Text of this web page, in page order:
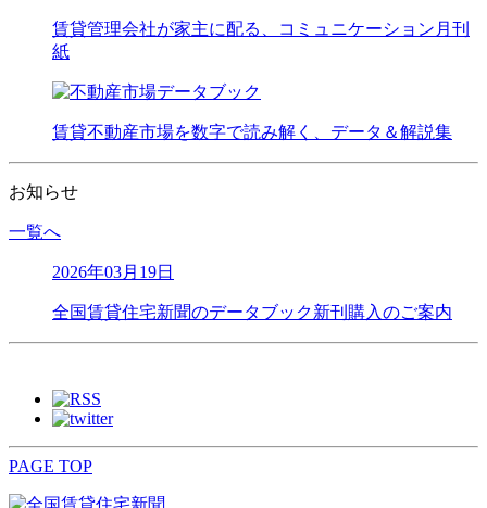
賃貸管理会社が家主に配る、コミュニケーション月刊
紙
賃貸不動産市場を数字で読み解く、データ＆解説集
お知らせ
一覧へ
2026年03月19日
全国賃貸住宅新聞のデータブック新刊購入のご案内
PAGE TOP